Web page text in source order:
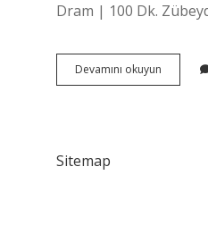
Dram | 100 Dk.
Devamını okuyun Zübeyde
Analar
Sitemap